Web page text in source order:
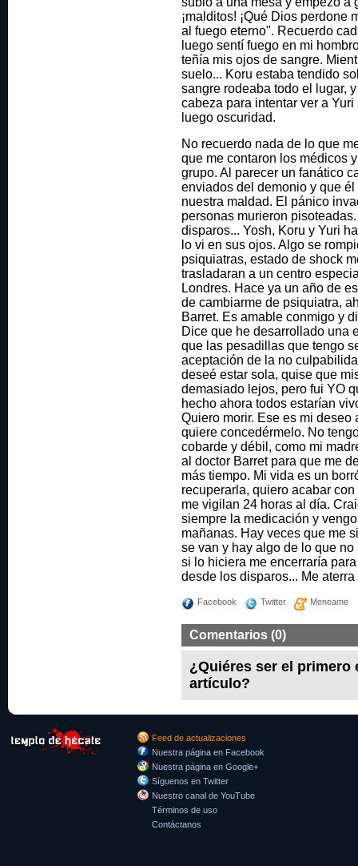
¡malditos! ¡Qué Dios perdone
al fuego eterno". Recuerdo
luego sentí fuego en mi
teñía mis ojos de sangre.
suelo... Koru estaba tendido
sangre rodeaba todo el lugar,
cabeza para intentar ver a
luego oscuridad.
No recuerdo nada de lo que
que me contaron los médicos
grupo. Al parecer un fanático
enviados del demonio y que
nuestra maldad. El pánico
personas murieron
disparos... Yosh, Koru y Yuri
lo vi en sus ojos. Algo se
psiquiatras, estado de shock
trasladaran a un centro
Londres. Hace ya un año de
de cambiarme de psiquiatra,
Barret. Es amable conmigo y
Dice que he desarrollado una
que las pesadillas que tengo
aceptación de la no
deseé estar sola, quise que
demasiado lejos, pero fui YO
hecho ahora todos estarían
Quiero morir. Ese es mi
quiere concedérmelo. No
cobarde y débil, como mi
al doctor Barret para que me
más tiempo. Mi vida es un
recuperarla, quiero acabar
me vigilan 24 horas al día.
siempre la medicación y
mañanas. Hay veces que me
se van y hay algo de lo que
si lo hiciera me encerraría
desde los disparos... Me
Facebook Twitter Meneame
Comentarios (0)
¿Quiéres ser el primero
artículo?
Feed de actualizaciones
Nuestra página en Facebook
Nuestra página en Google+
Síguenos en Twitter
Nuestro canal de YouTube
Términos de uso
Contáctanos